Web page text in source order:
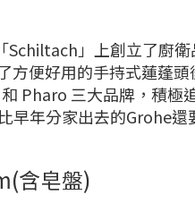
Schiltach」上創立了廚
方便好用的手持式蓮蓬
Pharo 三大品牌，積極
早年分家出去的Grohe
含皂盤)